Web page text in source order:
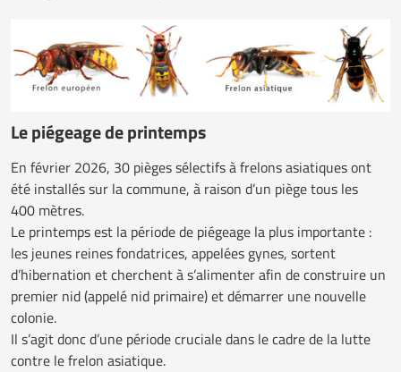
Le piégeage de printemps
En février 2026, 30 pièges sélectifs à frelons asiatiques ont
été installés sur la commune, à raison d’un piège tous les
400 mètres.
Le printemps est la période de piégeage la plus importante :
les jeunes reines fondatrices, appelées gynes, sortent
d’hibernation et cherchent à s’alimenter afin de construire un
premier nid (appelé nid primaire) et démarrer une nouvelle
colonie.
Il s’agit donc d’une période cruciale dans le cadre de la lutte
contre le frelon asiatique.